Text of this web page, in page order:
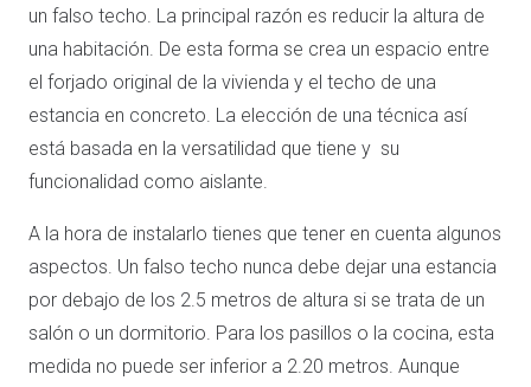
un falso techo. La principal razón es reducir la altura de
una habitación. De esta forma se crea un espacio entre
el forjado original de la vivienda y el techo de una
estancia en concreto. La elección de una técnica así
está basada en la versatilidad que tiene y su
funcionalidad como aislante.
A la hora de instalarlo tienes que tener en cuenta algunos
aspectos. Un falso techo nunca debe dejar una estancia
por debajo de los 2.5 metros de altura si se trata de un
salón o un dormitorio. Para los pasillos o la cocina, esta
medida no puede ser inferior a 2.20 metros. Aunque